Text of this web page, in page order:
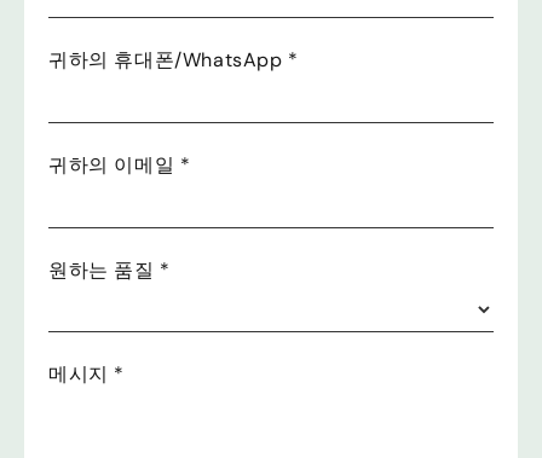
귀하의 휴대폰/WhatsApp *
귀하의 이메일 *
원하는 품질 *
메시지 *